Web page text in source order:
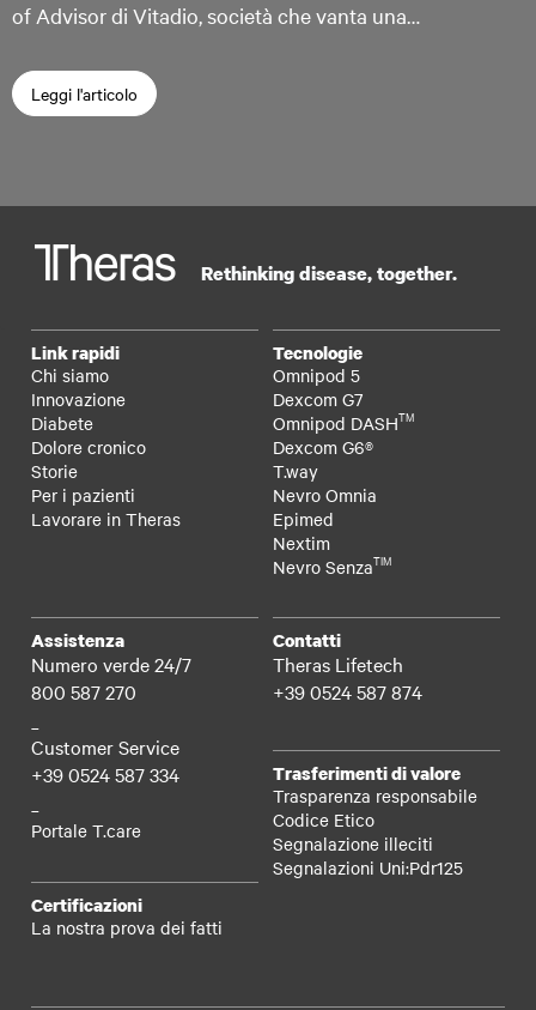
of Advisor di Vitadio, società che vanta una…
Leggi l'articolo
Rethinking disease, together.
Link rapidi
Chi siamo
Innovazione
Diabete
Dolore cronico
Storie
Per i pazienti
Lavorare in Theras
Tecnologie
Omnipod 5
Dexcom G7
Omnipod DASHTM
Dexcom G6®
T.way
Nevro Omnia
Epimed
Nextim
Nevro SenzaTIM
Assistenza
Numero verde 24/7
800 587 270
Customer Service
+39 0524 587 334
Portale T.care
Contatti
Theras Lifetech
+39 0524 587 874
Certificazioni
La nostra prova dei fatti
Trasferimenti di valore
Trasparenza responsabile
Codice Etico
Segnalazione illeciti
Segnalazioni Uni:Pdr125